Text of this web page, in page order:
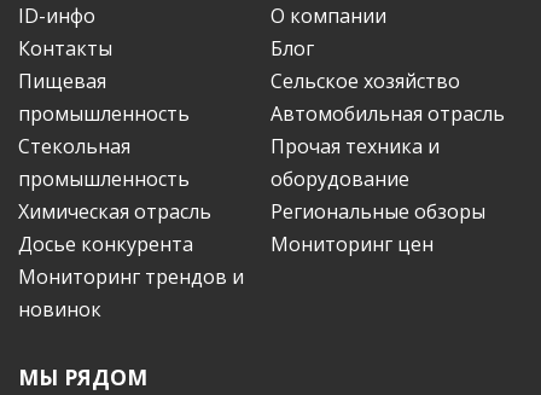
ID-инфо
О компании
Контакты
Блог
Пищевая
промышленность
Сельское хозяйство
Автомобильная отрасль
Стекольная
промышленность
Прочая техника и
оборудование
Химическая отрасль
Региональные обзоры
Досье конкурента
Мониторинг цен
Мониторинг трендов и
новинок
МЫ РЯДОМ